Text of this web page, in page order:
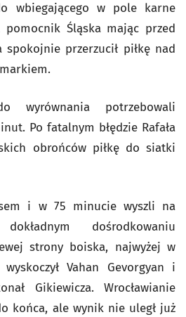
wbiegającego w pole karne
pomocnik Śląska mając przed
przerzucił piłkę nad
wyrównania potrzebowali
Po fatalnym błędzie Rafała
obrońców piłkę do siatki
i w 75 minucie wyszli na
dośrodkowaniu
strony boiska, najwyżej w
Vahan Gevorgyan i
Gikiewicza. Wrocławianie
końca, ale wynik nie uległ już